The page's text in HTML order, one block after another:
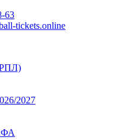
63
tickets.online
2027